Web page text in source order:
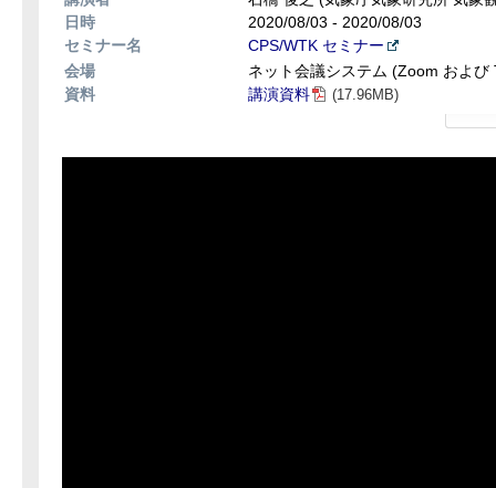
日時
2020/08/03 - 2020/08/03
セミナー名
CPS/WTK セミナー
会場
ネット会議システム (Zoom および
資料
講演資料 (17.96MB)